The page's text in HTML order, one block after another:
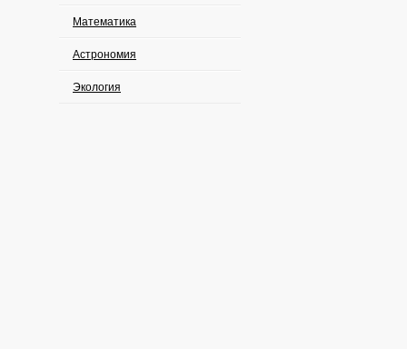
Математика
Астрономия
Экология